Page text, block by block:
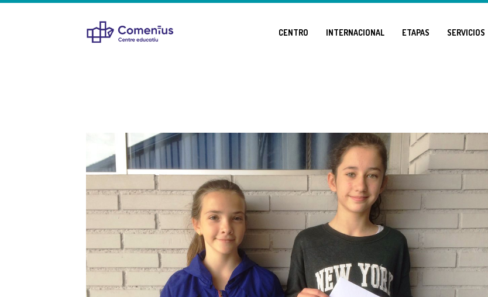
CENTRO INTERNACIONAL ETAPAS SERVICIOS